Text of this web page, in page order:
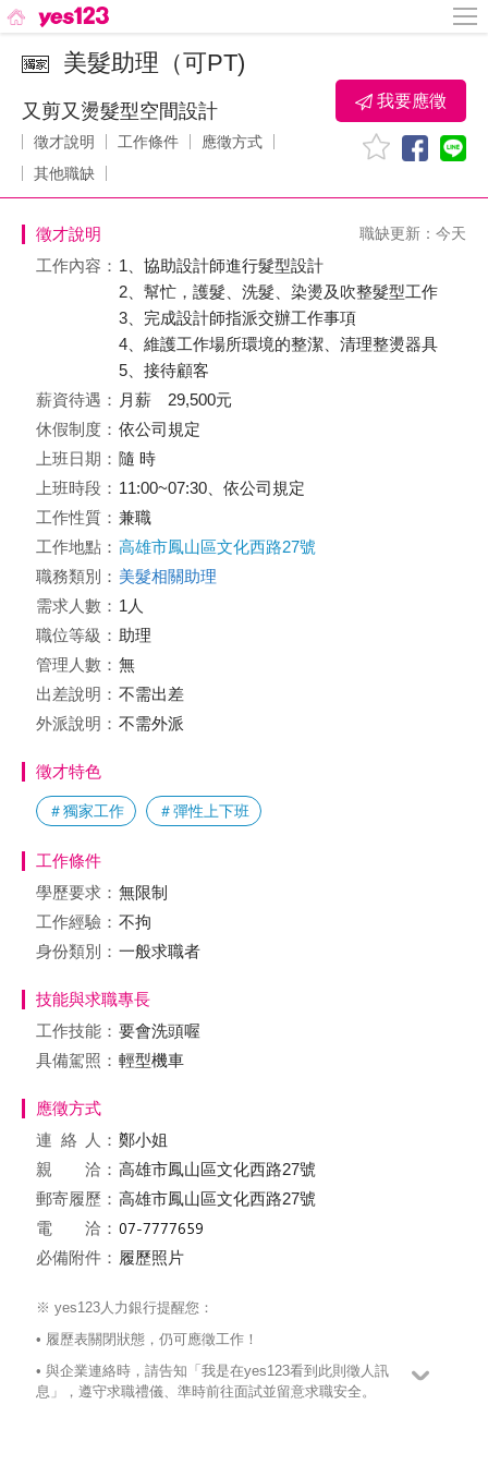
美髮助理（可PT)
又剪又燙髮型空間設計
徵才說明 工作條件
應徵方式
其他職缺
我要應徵
徵才說明 職缺更新：今天
工作內容： 1、協助設計師進行髮型設計
2、幫忙，護髮、洗髮、染燙及吹整髮型工作
3、完成設計師指派交辦工作事項
4、維護工作場所環境的整潔、清理整燙器具
5、接待顧客
薪資待遇： 月薪 29,500元
休假制度： 依公司規定
上班日期： 隨 時
上班時段： 11:00~07:30、依公司規定
工作性質： 兼職
工作地點： 高雄市鳳山區文化西路27號
職務類別： 美髮相關助理
需求人數： 1人
職位等級： 助理
管理人數： 無
出差說明： 不需出差
外派說明： 不需外派
徵才特色
＃獨家工作 ＃彈性上下班
工作條件
學歷要求： 無限制
工作經驗： 不拘
身份類別： 一般求職者
技能與求職專長
工作技能： 要會洗頭喔
具備駕照： 輕型機車
應徵方式
連絡
人： 鄭小姐
親 洽： 高雄市鳳山區文化西路27號
郵寄履歷： 高雄市鳳山區文化西路27號
電 洽：
必備附件： 履歷照片
※ yes123人力銀行提醒您：
• 履歷表關閉狀態，仍可應徵工作！
• 與企業連絡時，請告知「我是在yes123看到此則徵人訊
息」，遵守求職禮儀、準時前往面試並留意求職安全。